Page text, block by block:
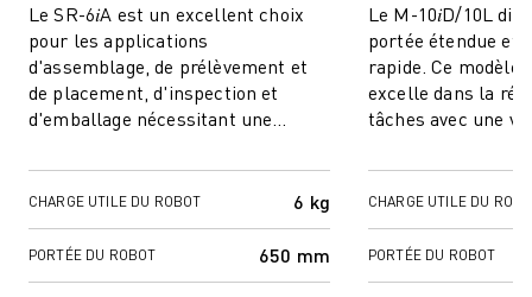
Le SR-6𝑖A est un excellent choix
pour les applications
d'assemblage, de prélèvement et
de placement, d'inspection et
d'emballage nécessitant une
D'un encombrement ...
CHARGE UTILE DU ROBOT 6 kg
PORTÉE DU ROBOT 650 mm
Le M-10𝑖D/10L
portée étendue et
rapide. Ce modèle
excelle dans la
tâches avec une
et son ...
CHARGE UTILE DU
PORTÉE DU ROBOT